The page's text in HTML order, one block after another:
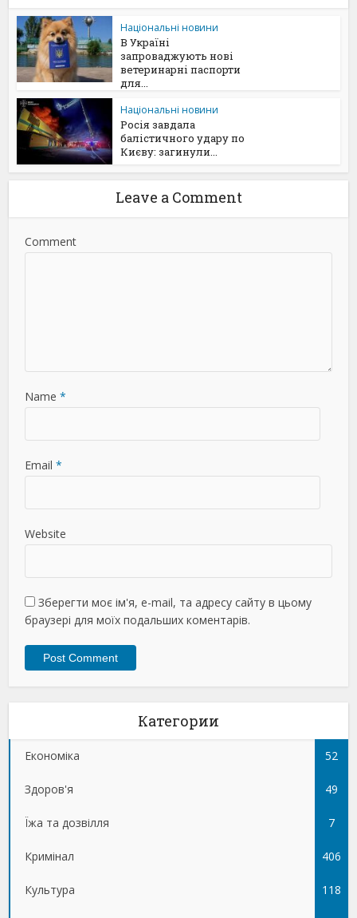
Національні новини
В Україні
запроваджують нові
ветеринарні паспорти
для...
Національні новини
Росія завдала
балістичного удару по
Києву: загинули...
Leave a Comment
Comment
Name *
Email *
Website
Зберегти моє ім'я, e-mail, та адресу сайту в цьому
браузері для моїх подальших коментарів.
Категории
Економіка 52
Здоров'я 49
Їжа та дозвілля 7
Кримінал 406
Культура 118